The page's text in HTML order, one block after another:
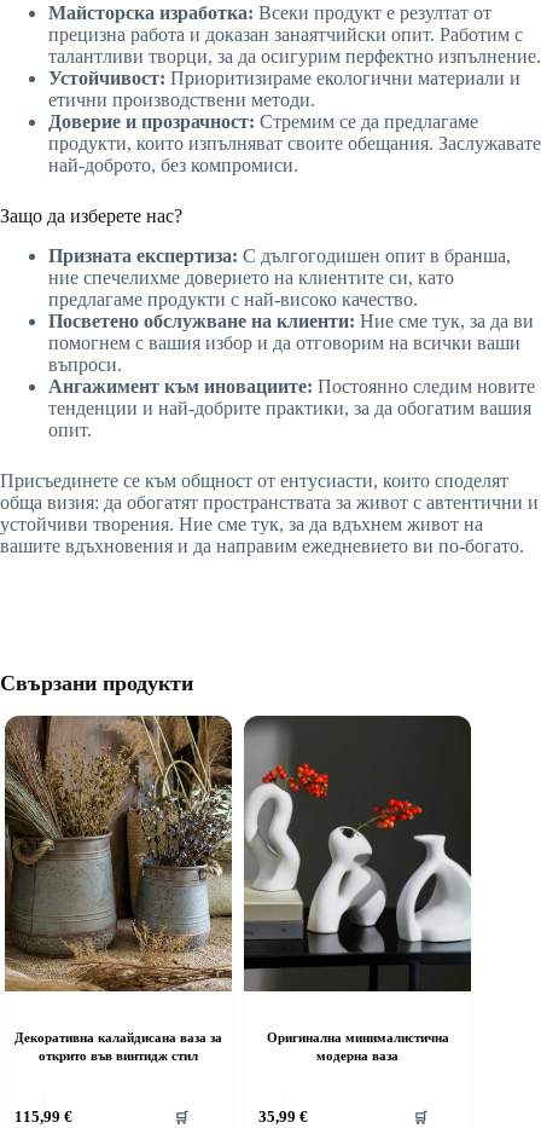
Майсторска изработка: Всеки продукт е резултат от
прецизна работа и доказан занаятчийски опит. Работим с
талантливи творци, за да осигурим перфектно изпълнение.
Устойчивост: Приоритизираме екологични материали и
етични производствени методи.
Доверие и прозрачност: Стремим се да предлагаме
продукти, които изпълняват своите обещания. Заслужавате
най-доброто, без компромиси.
Защо да изберете нас?
Призната експертиза: С дългогодишен опит в бранша,
ние спечелихме доверието на клиентите си, като
предлагаме продукти с най-високо качество.
Посветено обслужване на клиенти: Ние сме тук, за да ви
помогнем с вашия избор и да отговорим на всички ваши
въпроси.
Ангажимент към иновациите: Постоянно следим новите
тенденции и най-добрите практики, за да обогатим вашия
опит.
Присъединете се към общност от ентусиасти, които споделят
обща визия: да обогатят пространствата за живот с автентични и
устойчиви творения. Ние сме тук, за да вдъхнем живот на
вашите вдъхновения и да направим ежедневието ви по-богато.
Свързани продукти
Декоративна калайдисана ваза за
открито във винтидж стил
115,99€ 🛒
Оригинална минималистична
модерна ваза
35,99 € 🛒